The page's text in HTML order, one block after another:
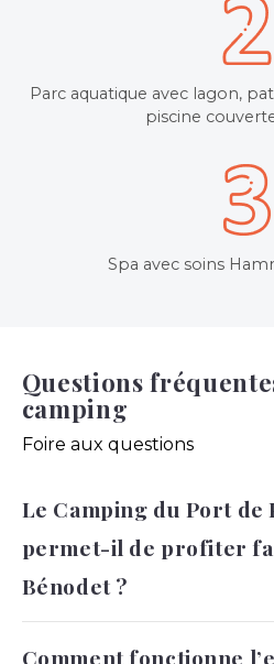
Parc aquatique avec lagon,
piscine
Spa avec soins
Questions
camping
Foire aux questions
Le Camping du Port de
permet-il de profiter
Bénodet ?
Oui, le Camping du Port de
Comment fonctionne